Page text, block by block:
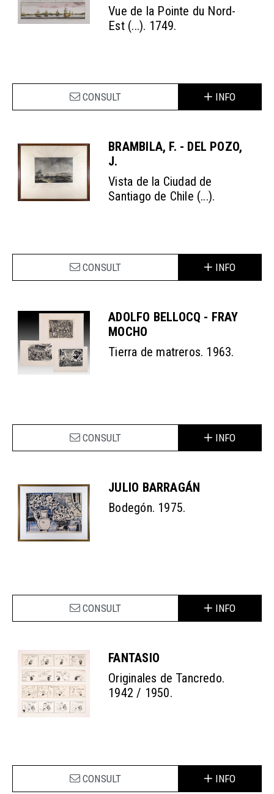
Vue de la Pointe du Nord-
Est (...). 1749.
CONSULT INFO
BRAMBILA, F. - DEL POZO,
J.
Vista de la Ciudad de
Santiago de Chile (...).
CONSULT INFO
ADOLFO BELLOCQ - FRAY
MOCHO
Tierra de matreros. 1963.
CONSULT INFO
JULIO BARRAGÁN
Bodegón. 1975.
CONSULT INFO
FANTASIO
Originales de Tancredo.
1942 / 1950.
CONSULT INFO